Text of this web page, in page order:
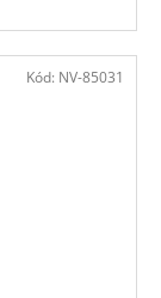
Kód: NV-85031